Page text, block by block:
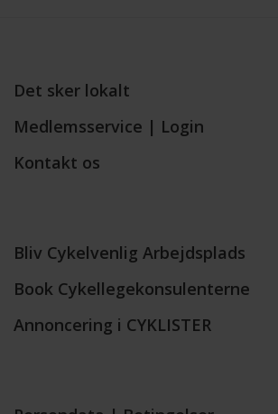
Det sker lokalt
Medlemsservice | Login
Kontakt os
Bliv Cykelvenlig Arbejdsplads
Book Cykellegekonsulenterne
Annoncering i CYKLISTER